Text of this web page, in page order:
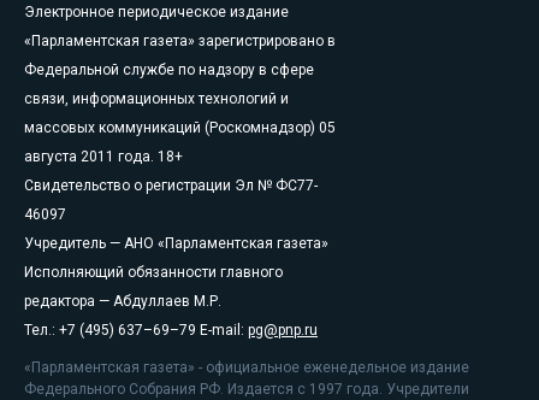
Электронное периодическое издание
«Парламентская газета» зарегистрировано в
Федеральной службе по надзору в сфере
связи, информационных технологий и
массовых коммуникаций (Роскомнадзор) 05
августа 2011 года. 18+
Свидетельство о регистрации Эл № ФС77-
46097
Учредитель — АНО «Парламентская газета»
Исполняющий обязанности главного
редактора — Абдуллаев М.Р.
Тел.: +7 (495) 637–69–79 E-mail: pg@pnp.ru
«Парламентская газета» - официальное еженедельное издание
Федерального Собрания РФ. Издается с 1997 года. Учредители